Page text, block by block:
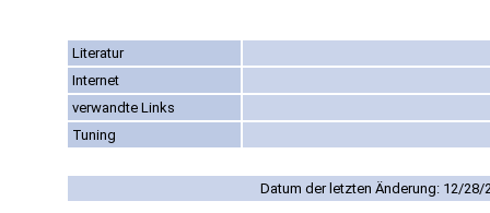
Literatur
Internet
verwandte Links
Tuning
Datum der letzten Änderung: 12/28/